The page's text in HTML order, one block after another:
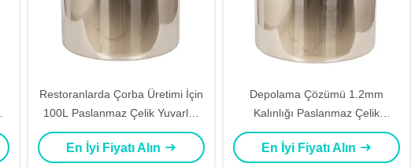
Restoranlarda Çorba Üretimi İçin
100L Paslanmaz Çelik Yuvarlak
Davul
En İyi Fiyatı Alın
Depolama Çözümü 1.2mm
Kalınlığı Paslanmaz Çelik
Silindirik Davul SUS304 /
SUS316L Kimyasal Endüstri İçin
En İyi Fiyatı Alın